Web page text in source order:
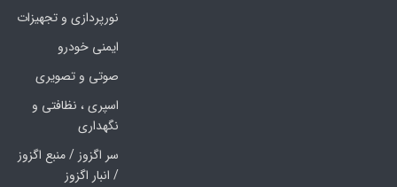
نورپردازی و تجهیزات
ایمنی خودرو
صوتی و تصویری
اسپری ، نظافتی و
نگهداری
سر اگزوز / منبع اگزوز
/ انبار اگزوز